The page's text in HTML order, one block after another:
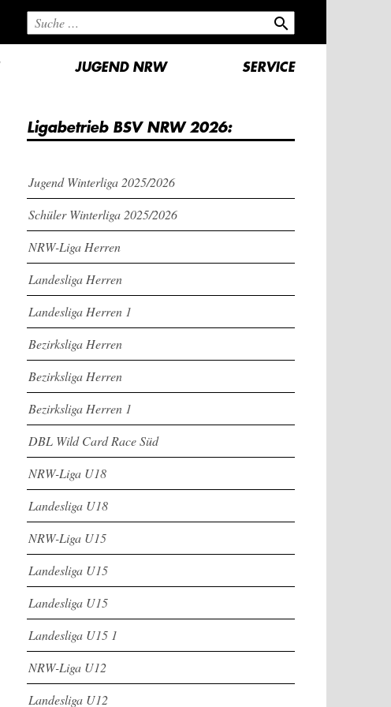
search
JUGEND NRW SERVICE
Ligabetrieb BSV NRW 2026:
Jugend Winterliga 2025/2026
Schüler Winterliga 2025/2026
NRW-Liga Herren
Landesliga Herren
Landesliga Herren 1
Bezirksliga Herren
Bezirksliga Herren
Bezirksliga Herren 1
DBL Wild Card Race Süd
NRW-Liga U18
Landesliga U18
NRW-Liga U15
Landesliga U15
Landesliga U15
Landesliga U15 1
NRW-Liga U12
Landesliga U12